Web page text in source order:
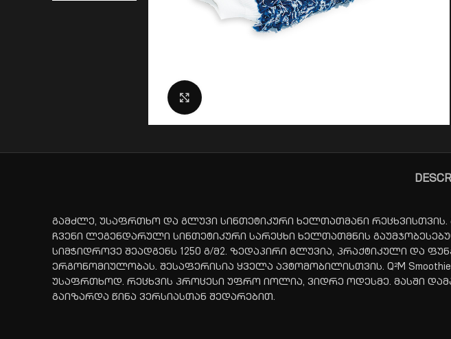
Click to enlarge
გამძლე, უსაფრთხო და გლუვი სინთეტიკური ხელთათმანი რეცხვისთვის.
ჩვენი ლეგენდარული სინთეტიკური სარეცხი ხელთათმნის
სიმჭიდროვე შეადგენს 1250 გ/მ2. ზედაპირი გლუვია, პრაქტიკული და
ერგონომიულობას. შესაფერისია ყველა ავტომობილისთვის. Q²M
უსაფრთხოდ. რეცხვის პროცესი უფრო იოლია, ვიდრე ოდესმე. მასში
გაიზარდა წინა ვერსიასთან შედარებით.